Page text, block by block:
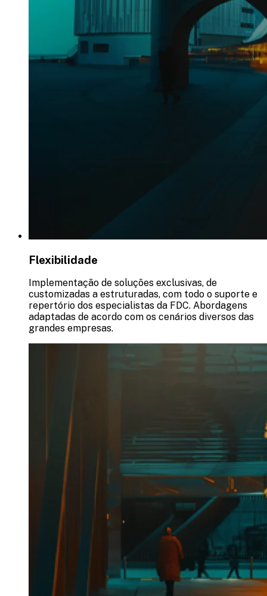
Flexibilidade
Implementação de soluções exclusivas, de
customizadas a estruturadas, com todo o suporte e
repertório dos especialistas da FDC. Abordagens
adaptadas de acordo com os cenários diversos das
grandes empresas.